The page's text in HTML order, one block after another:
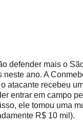
defender mais o
neste ano. A
atacante recebeu
entrar em campo
ele tomou uma
R$ 10 mil).